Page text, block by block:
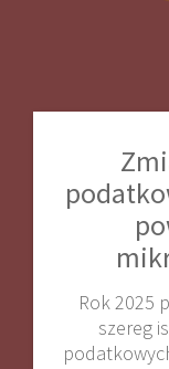
Rok 2025
szereg